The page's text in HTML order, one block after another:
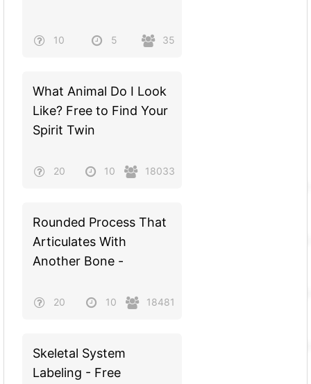
10 5 35
What Animal Do I Look
Like? Free to Find Your
Spirit Twin
20 10 18033
Rounded Process That
Articulates With
Another Bone -
20 10 18481
Skeletal System
Labeling - Free